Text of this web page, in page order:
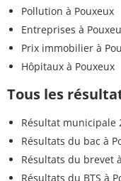
Pollution à Pouxeux
Entreprises à
Prix immobilier à
Hôpitaux à Pouxeux
Tous les
Résultat municipale
Résultats du bac à
Résultats du brevet
Résultats du BTS à